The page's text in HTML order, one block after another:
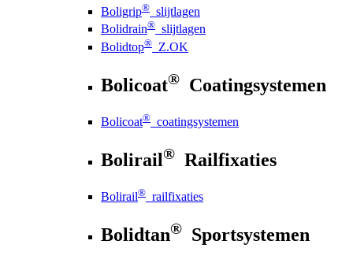
Boligrip® slijtlagen
Bolidrain® slijtlagen
Bolidtop® Z.OK
Bolicoat® Coatingsystemen
Bolicoat® coatingsystemen
Bolirail® Railfixaties
Bolirail® railfixaties
Bolidtan® Sportsystemen